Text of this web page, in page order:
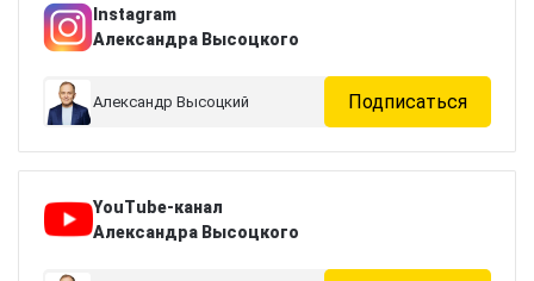
Instagram
Александра Высоцкого
Александр Высоцкий Подписаться
YouTube-канал
Александра Высоцкого